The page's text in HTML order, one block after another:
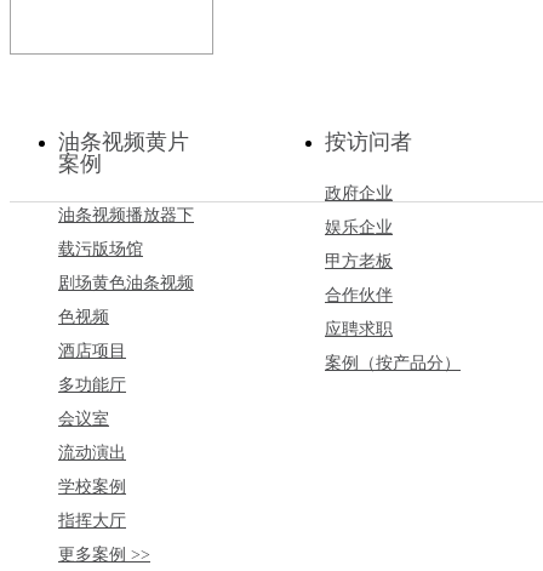
X系列扬声器主要针对娱乐行业
12寸的…
油条视频黄片
案例
油条视频播放器下
载污版场馆
剧场黄色油条视频
色视频
酒店项目
多功能厅
会议室
流动演出
学校案例
指挥大厅
更多案例 >>
按访问者
政府企业
娱乐企业
甲方老板
合作伙伴
应聘求职
案例（按产品分）